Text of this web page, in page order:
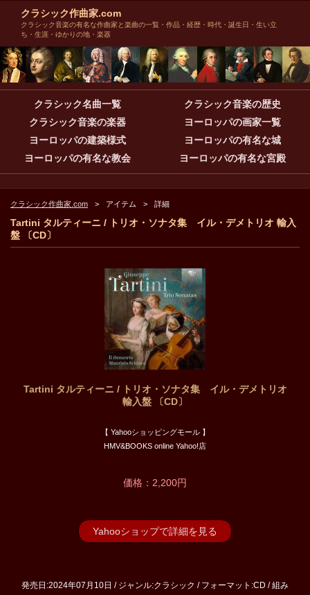
クラシック作曲家.com
クラシック音楽の有名な作曲家と楽曲の一覧・作品・経歴・時代・誕生日・生い立
ち・生涯・ゆかりの地・楽器
クラシック名曲一覧
クラシック音楽の歴史
クラシック音楽の楽器
ヨーロッパの画家一覧
ヨーロッパの建築様式
ヨーロッパの有名な城
ヨーロッパの有名な教会
ヨーロッパの有名な宮殿
クラシック作曲家.com アイテム 詳細
Tartini タルティーニ / トリオ・ソナタ集 イル・デメトリオ 輸入
盤 〔CD〕
Tartini タルティーニ / トリオ・ソナタ集 イル・デメトリオ
輸入盤 〔CD〕
【 Yahooショッピングモール 】
HMV&BOOKS online Yahoo!店
価格：2,200円
Yahooショップで詳細を見る
発売日:2024年07月10日 / ジャンル:クラシック / フォーマット:CD / 組み